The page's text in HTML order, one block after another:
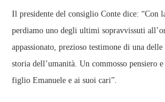
Il presidente del consiglio Conte dice: “Con
perdiamo uno degli ultimi sopravvissuti
appassionato, prezioso testimone di una
storia dell’umanità. Un commosso pensiero
figlio Emanuele e ai suoi cari”.